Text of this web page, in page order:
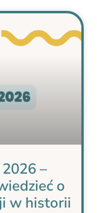
–
o
w historii